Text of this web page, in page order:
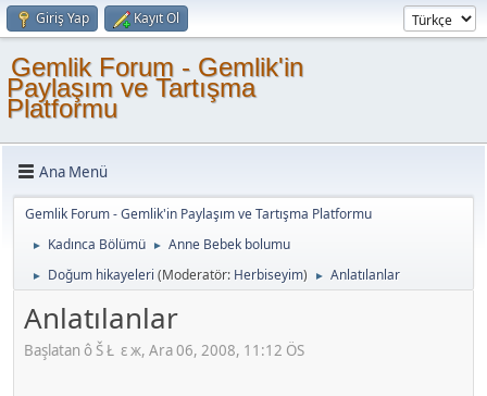
Giriş Yap Kayıt Ol
Gemlik Forum - Gemlik'in
Paylaşım ve Tartışma
Platformu
Ana Menü
Gemlik Forum - Gemlik'in Paylaşım ve Tartışma Platformu
► Kadınca Bölümü ► Anne Bebek bolumu
► Doğum hikayeleri(Moderatör: Herbiseyim) ► Anlatılanlar
Anlatılanlar
Başlatan ô Š Ł ε ж, Ara 06, 2008, 11:12 ÖS